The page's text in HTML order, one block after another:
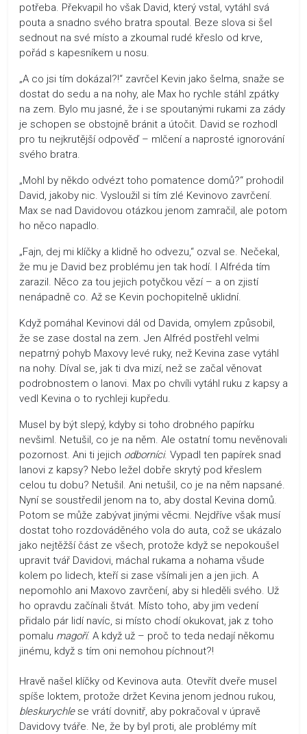
potřeba. Překvapil ho však David, který vstal, vytáhl svá
pouta a snadno svého bratra spoutal. Beze slova si šel
sednout na své místo a zkoumal rudé křeslo od krve,
pořád s kapesníkem u nosu.
„A co jsi tím dokázal?!“ zavrčel Kevin jako šelma, snaže se
dostat do sedu a na nohy, ale Max ho rychle stáhl zpátky
na zem. Bylo mu jasné, že i se spoutanými rukami za zády
je schopen se obstojně bránit a útočit. David se rozhodl
pro tu nejkrutější odpověď – mlčení a naprosté ignorování
svého bratra.
„Mohl by někdo odvézt toho pomatence domů?“ prohodil
David, jakoby nic. Vysloužil si tím zlé Kevinovo zavrčení.
Max se nad Davidovou otázkou jenom zamračil, ale potom
ho něco napadlo.
„Fajn, dej mi klíčky a klidně ho odvezu,“ ozval se. Nečekal,
že mu je David bez problému jen tak hodí. I Alfréda tím
zarazil. Něco za tou jejich potyčkou vězí – a on zjistí
nenápadně co. Až se Kevin pochopitelně uklidní.
Když pomáhal Kevinovi dál od Davida, omylem způsobil,
že se zase dostal na zem. Jen Alfréd postřehl velmi
nepatrný pohyb Maxovy levé ruky, než Kevina zase vytáhl
na nohy. Díval se, jak ti dva mizí, než se začal věnovat
podrobnostem o Ianovi. Max po chvíli vytáhl ruku z kapsy a
vedl Kevina o to rychleji kupředu.
Musel by být slepý, kdyby si toho drobného papírku
nevšiml. Netušil, co je na něm. Ale ostatní tomu nevěnovali
pozornost. Ani ti jejich odborníci. Vypadl ten papírek snad
Ianovi z kapsy? Nebo ležel dobře skrytý pod křeslem
celou tu dobu? Netušil. Ani netušil, co je na něm napsané.
Nyní se soustředil jenom na to, aby dostal Kevina domů.
Potom se může zabývat jinými věcmi. Nejdříve však musí
dostat toho rozdováděného vola do auta, což se ukázalo
jako nejtěžší část ze všech, protože když se nepokoušel
upravit tvář Davidovi, máchal rukama a nohama všude
kolem po lidech, kteří si zase všímali jen a jen jich. A
nepomohlo ani Maxovo zavrčení, aby si hleděli svého. Už
ho opravdu začínali štvát. Místo toho, aby jim vedení
přidalo pár lidí navíc, si místo chodí okukovat, jak z toho
pomalu magoří. A když už – proč to teda nedají někomu
jinému, když s tím oni nemohou píchnout?!
Hravě našel klíčky od Kevinova auta. Otevřít dveře musel
spíše loktem, protože držet Kevina jenom jednou rukou,
bleskurychlese vrátí dovnitř, aby pokračoval v úpravě
Davidovy tváře. Ne, že by byl proti, ale problémy mít